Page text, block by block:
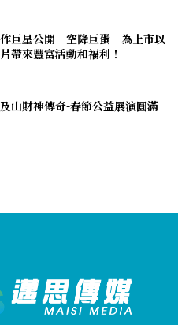
作巨星公開 空降巨蛋 為上市以
帶來豐富活動和福利！
山財神傳奇-春節公益展演圓滿